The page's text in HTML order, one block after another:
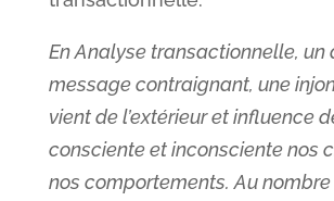
En Analyse transactionnelle, un
message contraignant, une
vient de l’extérieur et influence
consciente et inconsciente nos
nos comportements. Au nombre